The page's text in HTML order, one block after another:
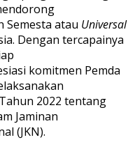
Semesta atau Universal
Dengan tercapainya
komitmen Pemda
2022 tentang
Jaminan
(JKN).